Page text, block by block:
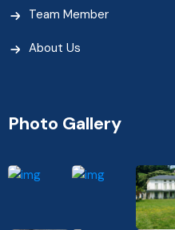
Team Member
About Us
Photo Gallery